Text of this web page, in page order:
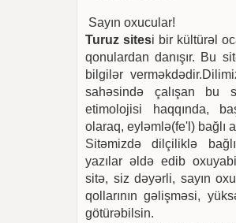
Sayın oxucular!
Turuz sitesi bir kültürəl
qonulardan danışır. Bu
bilgilər
sahəsində çalışan bu
etimolojisi haqqında,
olaraq, eyləmlə(fe'l) bağlı
Sitəmizdə dilçiliklə
yazılar əldə edib
sitə, siz dəyərli, sayın
qollarının gəlişməsi,
götürəbilsin.